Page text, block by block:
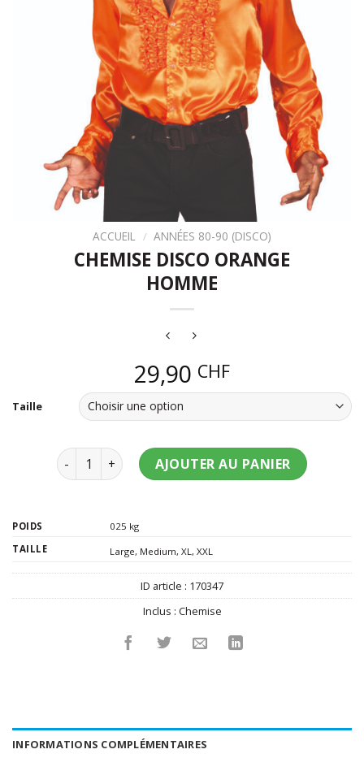
ACCUEIL / ANNÉES 80-90 (DISCO)
CHEMISE DISCO ORANGE
HOMME
29,90 CHF
Taille
quantité de Chemise disco orange homme
AJOUTER AU PANIER
POIDS
025 kg
TAILLE
Large, Medium, XL , XXL
ID article : 170347
Inclus : Chemise
INFORMATIONS COMPLÉMENTAIRES